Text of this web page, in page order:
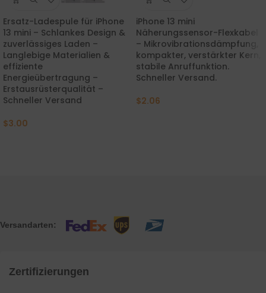
Ersatz-Ladespule für iPhone
13 mini – Schlankes Design &
zuverlässiges Laden –
Langlebige Materialien &
effiziente
Energieübertragung –
Erstausrüsterqualität –
Schneller Versand
$3.00
iPhone 13 mini
Näherungssensor-Flexkabel
– Mikrovibrationsdämpfung,
kompakter, verstärkter Kern,
stabile Anruffunktion.
Schneller Versand.
$2.06
Versandarten:
Zertifizierungen